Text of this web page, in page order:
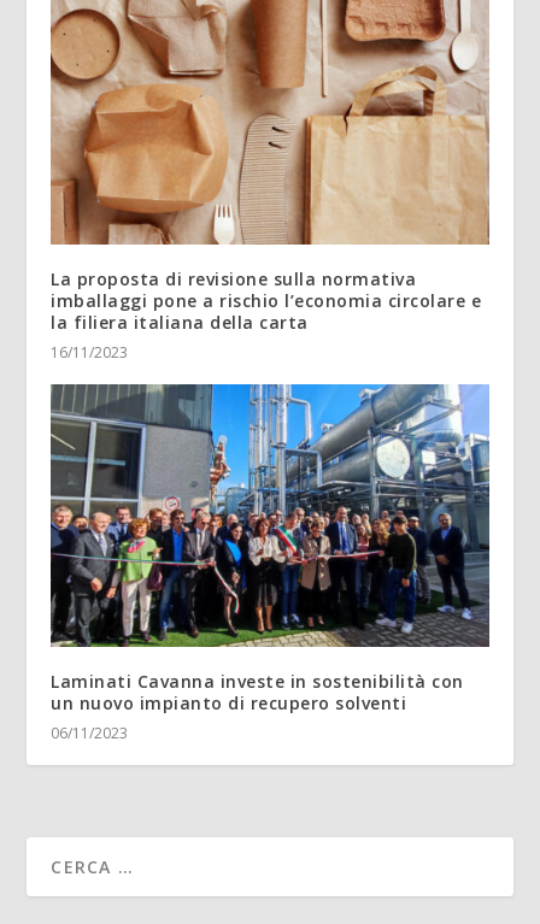
La proposta di revisione sulla normativa
imballaggi pone a rischio l’economia circolare e
la filiera italiana della carta
16/11/2023
Laminati Cavanna investe in sostenibilità con
un nuovo impianto di recupero solventi
06/11/2023